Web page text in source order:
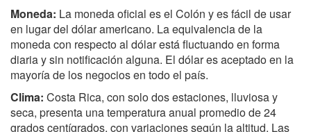
Moneda: La moneda oficial es el Colón y es fácil de usar
en lugar del dólar americano. La equivalencia de la
moneda con respecto al dólar está fluctuando en forma
diaria y sin notificación alguna. El dólar es aceptado en la
mayoría de los negocios en todo el país.
Clima: Costa Rica, con solo dos estaciones, lluviosa y
seca, presenta una temperatura anual promedio de 24
grados centígrados, con variaciones según la altitud. Las